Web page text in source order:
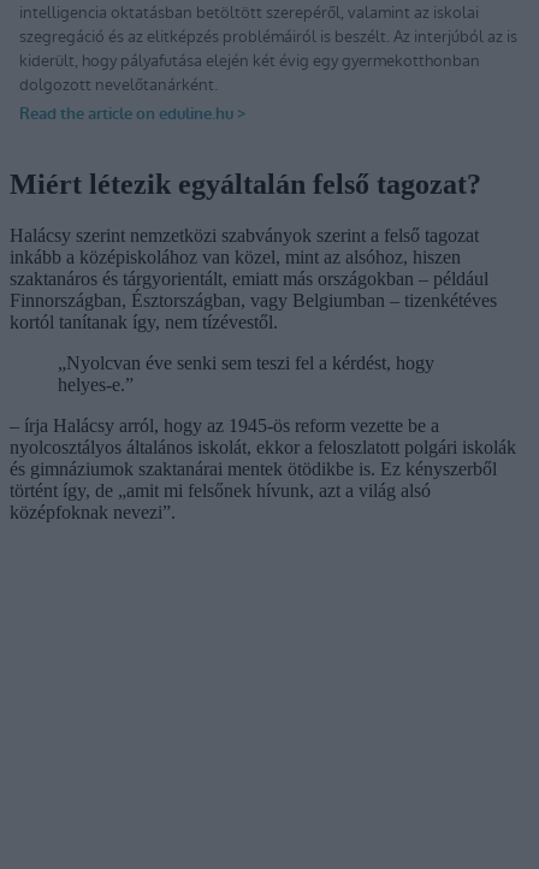
Miért létezik egyáltalán felső tagozat?
Halácsy szerint nemzetközi szabványok szerint a felső tagozat
inkább a középiskolához van közel, mint az alsóhoz, hiszen
szaktanáros és tárgyorientált, emiatt más országokban – például
Finnországban, Észtországban, vagy Belgiumban – tizenkétéves
kortól tanítanak így, nem tízévestől.
„Nyolcvan éve senki sem teszi fel a kérdést, hogy
helyes-e.”
– írja Halácsy arról, hogy az 1945-ös reform vezette be a
nyolcosztályos általános iskolát, ekkor a feloszlatott polgári iskolák
és gimnáziumok szaktanárai mentek ötödikbe is. Ez kényszerből
történt így, de „amit mi felsőnek hívunk, azt a világ alsó
középfoknak nevezi”.